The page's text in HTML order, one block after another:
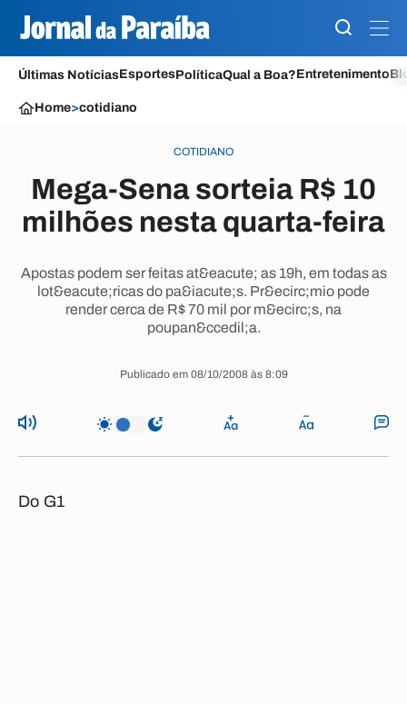
Últimas NotíciasEsportesPolíticaQual a Boa?Entretenimento
Home>cotidiano
COTIDIANO
Mega-Sena sorteia R$ 10
milhões nesta quarta-feira
Apostas podem ser feitas at&eacute; as 19h, em todas as
lot&eacute;ricas do pa&iacute;s. Pr&ecirc;mio pode
render cerca de R$ 70 mil por m&ecirc;s, na
poupan&ccedil;a.
Publicado em 08/10/2008 às 8:09
Do G1